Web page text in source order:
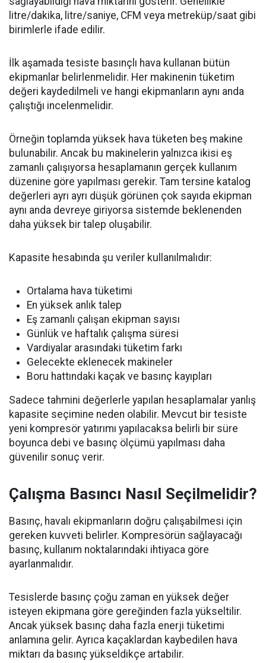
litre/dakika, litre/saniye, CFM veya metreküp/saat gibi
birimlerle ifade edilir.
İlk aşamada tesiste basınçlı hava kullanan bütün
ekipmanlar belirlenmelidir. Her makinenin tüketim
değeri kaydedilmeli ve hangi ekipmanların aynı anda
çalıştığı incelenmelidir.
Örneğin toplamda yüksek hava tüketen beş makine
bulunabilir. Ancak bu makinelerin yalnızca ikisi eş
zamanlı çalışıyorsa hesaplamanın gerçek kullanım
düzenine göre yapılması gerekir. Tam tersine katalog
değerleri ayrı ayrı düşük görünen çok sayıda ekipman
aynı anda devreye giriyorsa sistemde beklenenden
daha yüksek bir talep oluşabilir.
Kapasite hesabında şu veriler kullanılmalıdır:
Ortalama hava tüketimi
En yüksek anlık talep
Eş zamanlı çalışan ekipman sayısı
Günlük ve haftalık çalışma süresi
Vardiyalar arasındaki tüketim farkı
Gelecekte eklenecek makineler
Boru hattındaki kaçak ve basınç kayıpları
Sadece tahmini değerlerle yapılan hesaplamalar yanlış
kapasite seçimine neden olabilir. Mevcut bir tesiste
yeni kompresör yatırımı yapılacaksa belirli bir süre
boyunca debi ve basınç ölçümü yapılması daha
güvenilir sonuç verir.
Çalışma Basıncı Nasıl Seçilmelidir?
Basınç, havalı ekipmanların doğru çalışabilmesi için
gereken kuvveti belirler. Kompresörün sağlayacağı
basınç, kullanım noktalarındaki ihtiyaca göre
ayarlanmalıdır.
Tesislerde basınç çoğu zaman en yüksek değer
isteyen ekipmana göre gereğinden fazla yükseltilir.
Ancak yüksek basınç daha fazla enerji tüketimi
anlamına gelir. Ayrıca kaçaklardan kaybedilen hava
miktarı da basınç yükseldikçe artabilir.